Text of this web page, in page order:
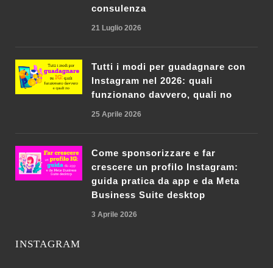
consulenza
21 Luglio 2026
Tutti i modi per guadagnare con
Instagram nel 2026: quali
funzionano davvero, quali no
25 Aprile 2026
Come sponsorizzare e far
crescere un profilo Instagram:
guida pratica da app e da Meta
Business Suite desktop
3 Aprile 2026
INSTAGRAM